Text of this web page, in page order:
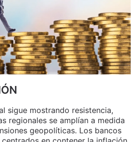
sigue mostrando resistencia,
regionales se amplían a medida
geopolíticas. Los bancos